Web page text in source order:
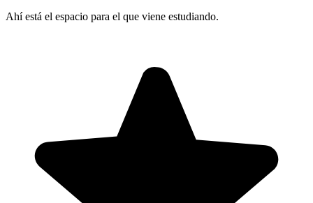
Ahí está el espacio para el que viene estudiando.